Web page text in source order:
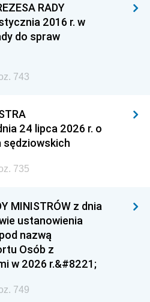
RADY
2016 r. w
do spraw
743
24 lipca 2026 r. o
sędziowskich
735
MINISTRÓW z dnia
ustanowienia
nazwą
Osób z
w 2026 r.&#8221;
749